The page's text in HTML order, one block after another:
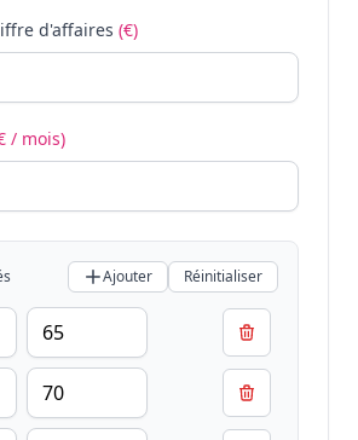
d'affaires (€)
/ mois)
Ajouter Réinitialiser